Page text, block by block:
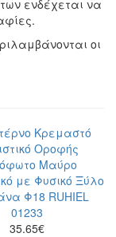
ενδέχεται να
οι
35.65€